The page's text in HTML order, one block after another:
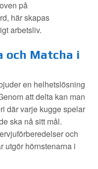
på
här skapas
arbetsliv.
och Matcha i
en helhetslösning
att delta kan man
där varje kugge spelar
ska nå sitt mål.
och
utgör hörnstenarna i